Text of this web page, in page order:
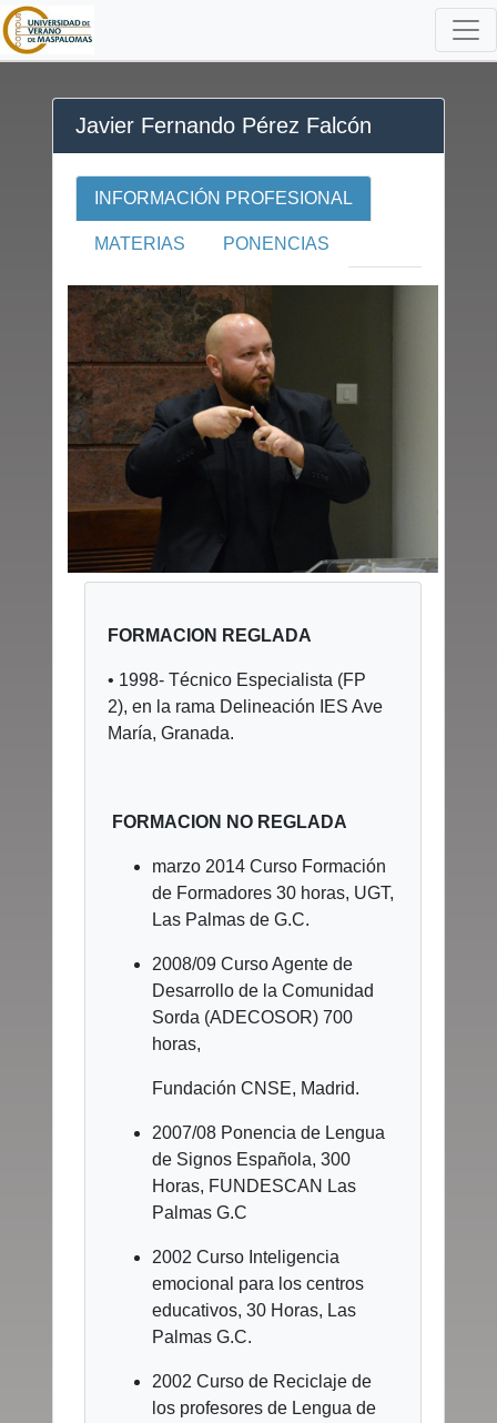
Javier Fernando Pérez Falcón
INFORMACIÓN PROFESIONAL
MATERIAS PONENCIAS
FORMACION REGLADA
• 1998- Técnico Especialista (FP
2), en la rama Delineación IES Ave
María, Granada.
FORMACION NO REGLADA
marzo 2014 Curso Formación
de Formadores 30 horas, UGT,
Las Palmas de G.C.
2008/09 Curso Agente de
Desarrollo de la Comunidad
Sorda (ADECOSOR) 700
horas,
Fundación CNSE, Madrid.
2007/08 Ponencia de Lengua
de Signos Española, 300
Horas, FUNDESCAN Las
Palmas G.C
2002 Curso Inteligencia
emocional para los centros
educativos, 30 Horas, Las
Palmas G.C.
2002 Curso de Reciclaje de
los profesores de Lengua de